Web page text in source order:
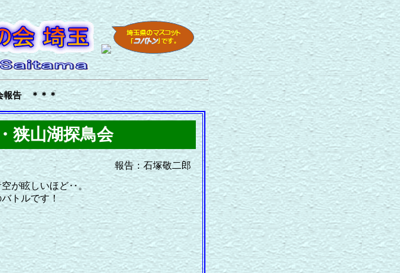
告 ＊＊＊
狭山湖探鳥会
報告：石塚敬二郎
が眩しいほど‥。
トルです！